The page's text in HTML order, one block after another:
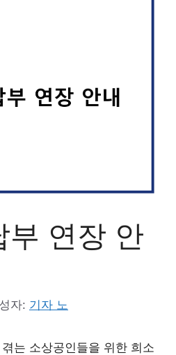
부 연장 안
자: 기자 노
는 소상공인들을 위한 희소